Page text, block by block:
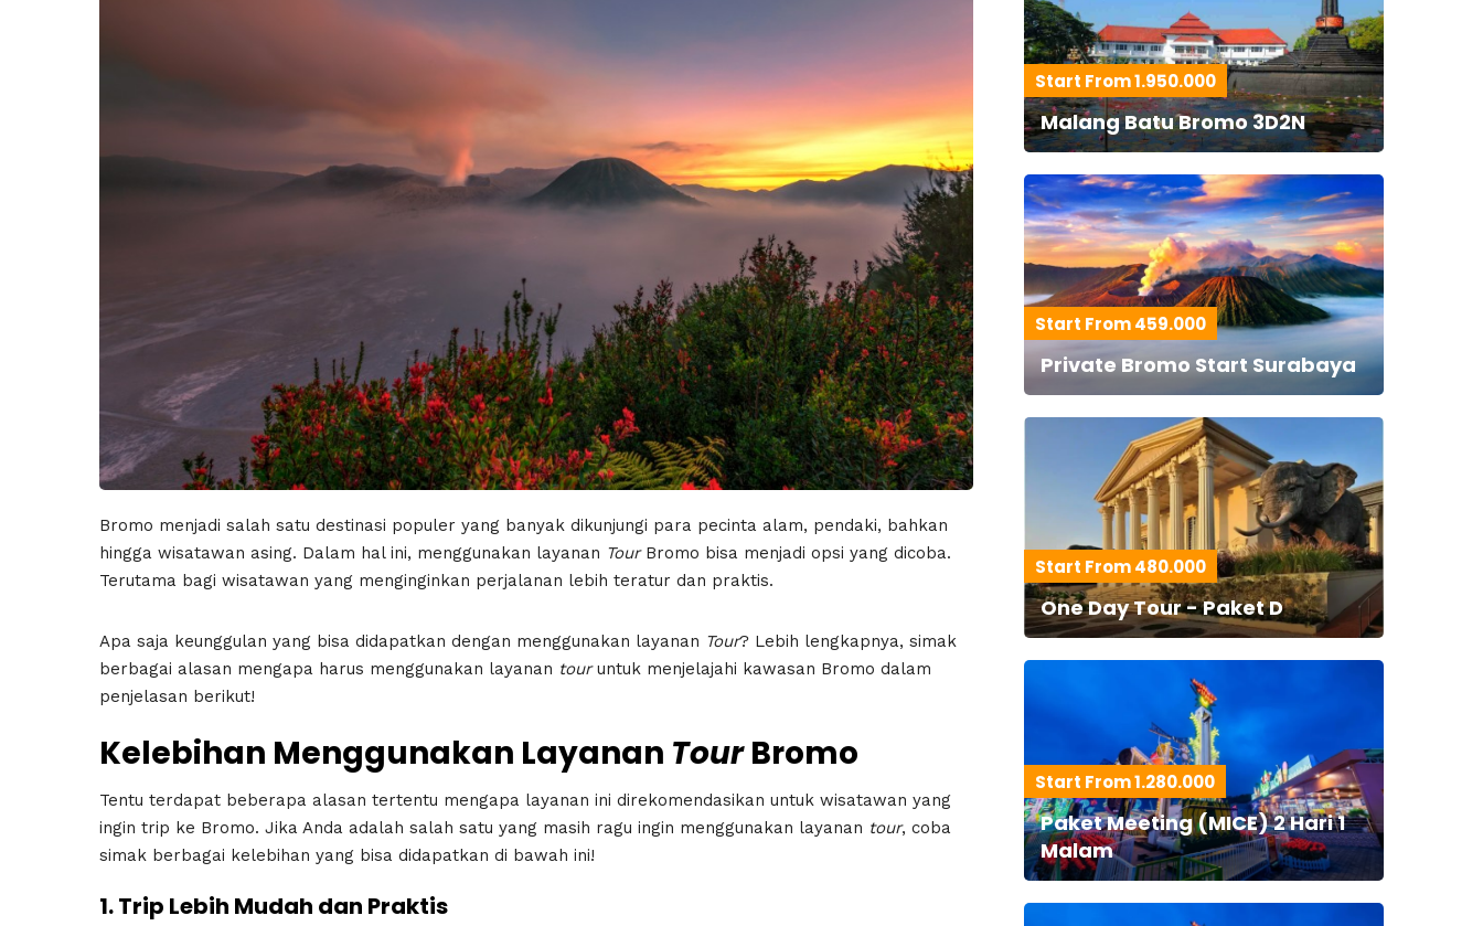
Bromo menjadi salah satu destinasi populer yang banyak dikunjungi para pecinta alam, pendaki, bahkan
hingga wisatawan asing. Dalam hal ini, menggunakan layanan TourBromo bisa menjadi opsi yang dicoba.
Terutama bagi wisatawan yang menginginkan perjalanan lebih teratur dan praktis.
Apa saja keunggulan yang bisa didapatkan dengan menggunakan layanan Tour? Lebih lengkapnya, simak
berbagai alasan mengapa harus menggunakan layanan touruntuk menjelajahi kawasan Bromo dalam
penjelasan berikut!
Kelebihan Menggunakan Layanan TourBromo
Tentu terdapat beberapa alasan tertentu mengapa layanan ini direkomendasikan untuk wisatawan yang
ingin trip ke Bromo. Jika Anda adalah salah satu yang masih ragu ingin menggunakan layanan tour, coba
simak berbagai kelebihan yang bisa didapatkan di bawah ini!
1. Trip Lebih Mudah dan Praktis
Start From 1.950.000
Malang Batu Bromo 3D2N
Start From 459.000
Private Bromo Start Surabaya
Start From 480.000
One Day Tour - Paket D
Start From 1.280.000
Paket Meeting (MICE) 2 Hari 1
Malam